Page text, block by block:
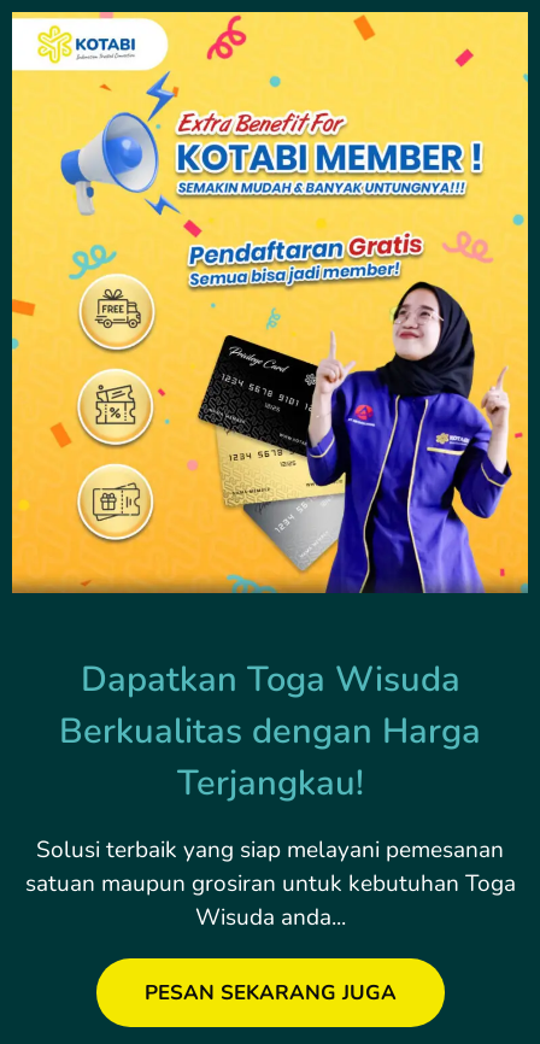
Dapatkan Toga Wisuda
Berkualitas dengan Harga
Terjangkau!
Solusi terbaik yang siap melayani pemesanan
satuan maupun grosiran untuk kebutuhan Toga
Wisuda anda...
PESAN SEKARANG JUGA